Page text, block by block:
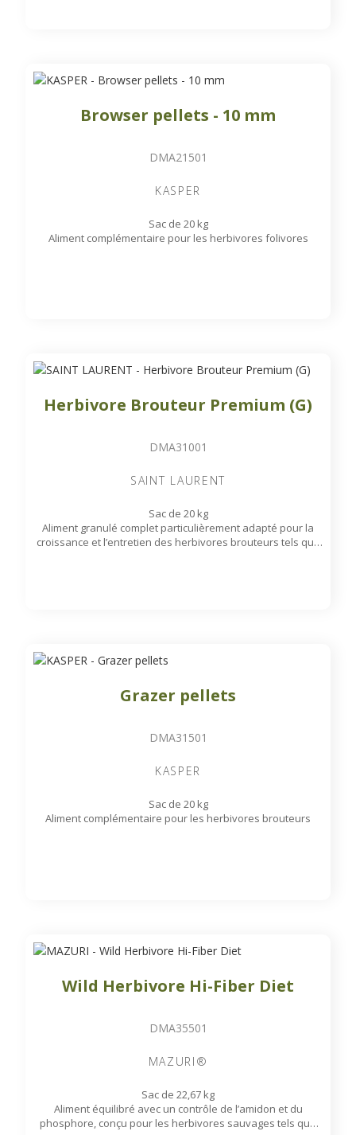
Browser pellets - 10 mm
DMA21501
KASPER
Sac de 20 kg
Aliment complémentaire pour les herbivores folivores
Herbivore Brouteur Premium (G)
DMA31001
SAINT LAURENT
Sac de 20 kg
Aliment granulé complet particulièrement adapté pour la
croissance et l’entretien des herbivores brouteurs tels que
Grazer pellets
DMA31501
KASPER
Sac de 20 kg
Aliment complémentaire pour les herbivores brouteurs
Wild Herbivore Hi-Fiber Diet
DMA35501
MAZURI®
Sac de 22,67 kg
Aliment équilibré avec un contrôle de l’amidon et du
phosphore, conçu pour les herbivores sauvages tels que